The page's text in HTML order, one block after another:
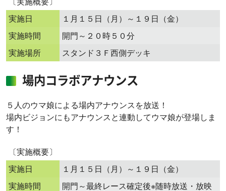
実施日
１月１５日（月）～１９日（金）
実施時間
開門～２０時５０分
実施場所
スタンド３Ｆ西側デッキ
場内コラボアナウンス
５人のウマ娘による場内アナウンスを放送！
場内ビジョンにもアナウンスと連動してウマ娘が登場しま
す！
〔実施概要〕
実施日
１月１５日（月）～１９日（金）
実施時間
開門～最終レース確定後※随時放送・放映